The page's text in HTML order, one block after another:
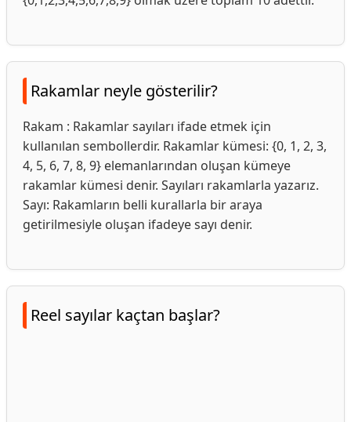
Rakamlar neyle gösterilir?
Rakam : Rakamlar sayıları ifade etmek için
kullanılan sembollerdir. Rakamlar kümesi: {0, 1, 2, 3,
4, 5, 6, 7, 8, 9} elemanlarından oluşan kümeye
rakamlar kümesi denir. Sayıları rakamlarla yazarız.
Sayı: Rakamların belli kurallarla bir araya
getirilmesiyle oluşan ifadeye sayı denir.
Reel sayılar kaçtan başlar?